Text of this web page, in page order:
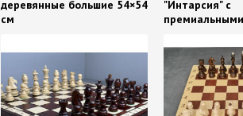
деревянные большие 54×54
см
"Интарсия" с